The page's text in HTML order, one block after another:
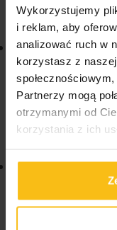
Wykorzystujemy
i reklam, aby
analizować ruch w
korzystasz z
Partnerzy mogą
otrzymanymi od
korzystania z ich
Psychobiotyk
zdrowej
Zespół jelita
zostały zbadane
objawów IBS,
nieregularne
wspierać zdrowe
Depresja:
mikrobiota
psychiczne, w
Jednak jest to